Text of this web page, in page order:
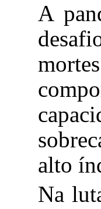
A
alto
Na